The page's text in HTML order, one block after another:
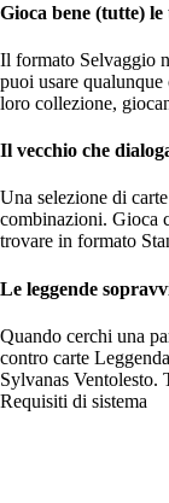
Gioca bene (tutte) le
Il formato Selvaggio
puoi usare qualunque
loro collezione,
Il vecchio che
Una selezione di
combinazioni. Gioca
trovare in formato
Le leggende
Quando cerchi una
contro carte
Sylvanas Ventolesto.
Requisiti di sistema